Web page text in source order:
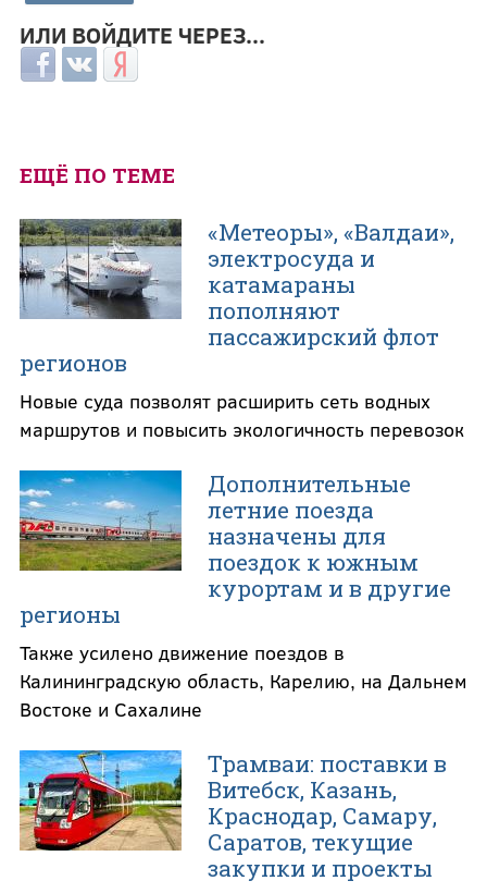
ИЛИ ВОЙДИТЕ ЧЕРЕЗ...
Login with Facebook
Login with ВКонтакте
Login with Яндекс
ЕЩЁ ПО ТЕМЕ
«Метеоры», «Валдаи»,
электросуда и
катамараны
пополняют
пассажирский флот
регионов
Новые суда позволят расширить сеть водных
маршрутов и повысить экологичность перевозок
Дополнительные
летние поезда
назначены для
поездок к южным
курортам и в другие
регионы
Также усилено движение поездов в
Калининградскую область, Карелию, на Дальнем
Востоке и Сахалине
Трамваи: поставки в
Витебск, Казань,
Краснодар, Самару,
Саратов, текущие
закупки и проекты